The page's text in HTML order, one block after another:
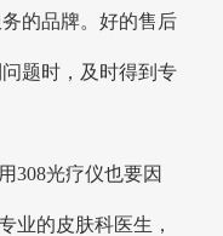
的品牌。好的售后
题时，及时得到专
308光疗仪也要因
业的皮肤科医生，